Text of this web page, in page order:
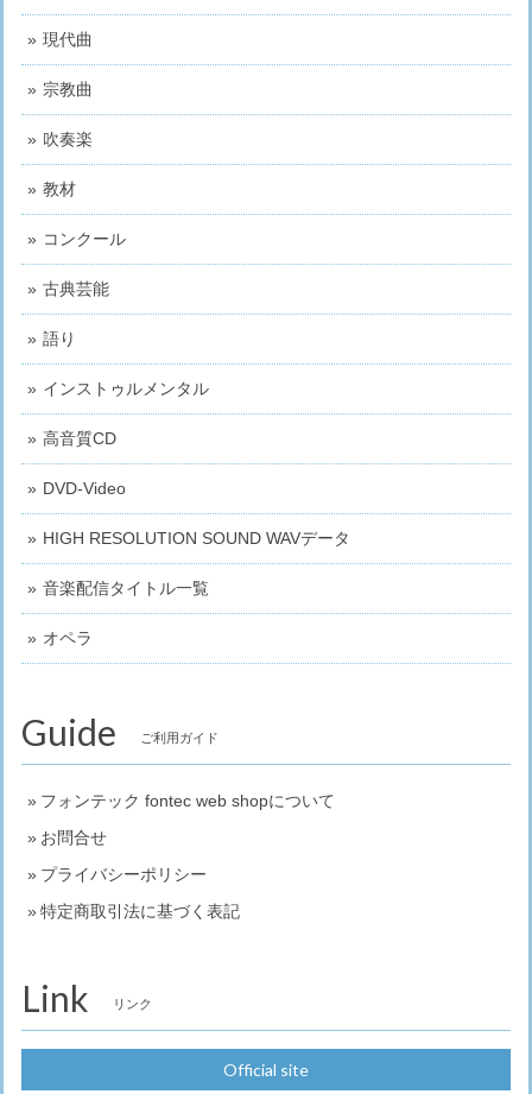
現代曲
宗教曲
吹奏楽
教材
コンクール
古典芸能
語り
インストゥルメンタル
高音質CD
DVD-Video
HIGH RESOLUTION SOUND WAVデータ
音楽配信タイトル一覧
オペラ
Guide ご利用ガイド
フォンテック fontec web shopについて
お問合せ
プライバシーポリシー
特定商取引法に基づく表記
Link リンク
Official site